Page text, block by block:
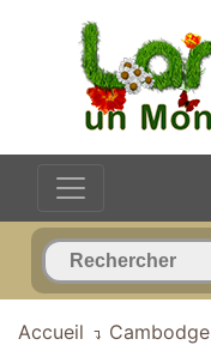
Accueil Cambodge